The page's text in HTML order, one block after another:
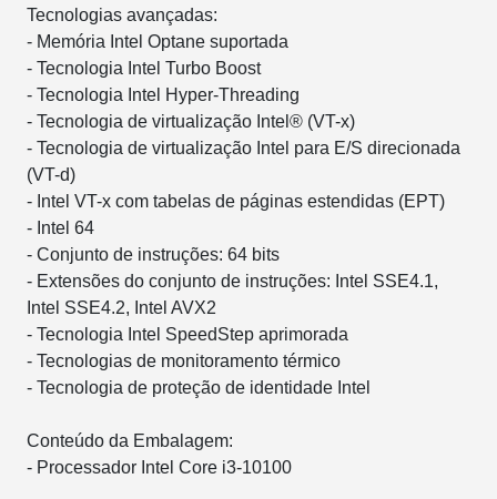
Tecnologias avançadas:
- Memória Intel Optane suportada
- Tecnologia Intel Turbo Boost
- Tecnologia Intel Hyper-Threading
- Tecnologia de virtualização Intel® (VT-x)
- Tecnologia de virtualização Intel para E/S direcionada
(VT-d)
- Intel VT-x com tabelas de páginas estendidas (EPT)
- Intel 64
- Conjunto de instruções: 64 bits
- Extensões do conjunto de instruções: Intel SSE4.1,
Intel SSE4.2, Intel AVX2
- Tecnologia Intel SpeedStep aprimorada
- Tecnologias de monitoramento térmico
- Tecnologia de proteção de identidade Intel
Conteúdo da Embalagem:
- Processador Intel Core i3-10100